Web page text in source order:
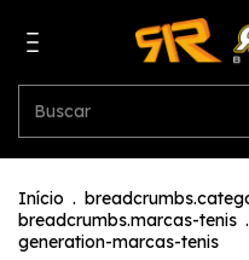
Início .
breadcrumbs.marcas-tenis .
generation-marcas-tenis